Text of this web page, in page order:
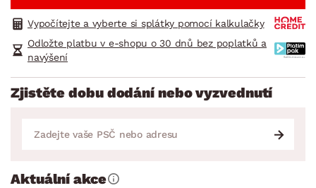
Vypočítejte a vyberte si splátky pomocí kalkulačky
Odložte platbu v e-shopu o 30 dnů bez poplatků a
navýšení
Zjistěte dobu dodání nebo vyzvednutí
Aktuální akce